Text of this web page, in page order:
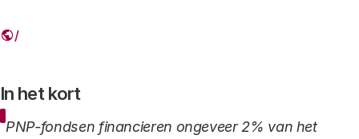
In het kort
PNP-fondsen financieren ongeveer 2% van het